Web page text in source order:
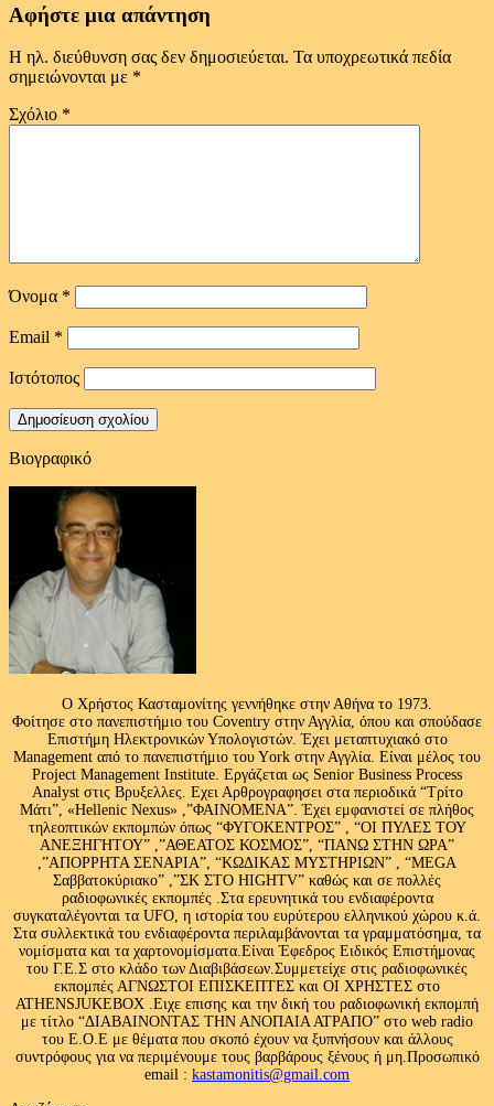
Αφήστε μια απάντηση
Η ηλ. διεύθυνση σας δεν δημοσιεύεται. Τα υποχρεωτικά πεδία
σημειώνονται με *
Σχόλιο *
Όνομα *
Email *
Ιστότοπος
Βιογραφικό
Ο Χρήστος Κασταμονίτης γεννήθηκε στην Αθήνα το 1973.
Φοίτησε στο πανεπιστήμιο του Coventry στην Αγγλία, όπου και σπούδασε
Επιστήμη Ηλεκτρονικών Υπολογιστών. Έχει μεταπτυχιακό στο
Management από το πανεπιστήμιο του Υork στην Αγγλία. Είναι μέλος του
Project Management Institute. Εργάζεται ως Senior Business Process
Analyst στις Βρυξελλες. Εχει Αρθρογραφησει στα περιοδικά “Τρίτο
Μάτι”, «Hellenic Nexus» ,”ΦΑΙΝΟΜΕΝΑ”. Έχει εμφανιστεί σε πλήθος
τηλεοπτικών εκπομπών όπως “ΦΥΓΟΚΕΝΤΡΟΣ” , “ΟΙ ΠΥΛΕΣ ΤΟΥ
ΑΝΕΞΗΓΗΤΟΥ” ,”ΑΘΕΑΤΟΣ ΚΟΣΜΟΣ”, “ΠΑΝΩ ΣΤΗΝ ΩΡΑ”
,”ΑΠΟΡΡΗΤΑ ΣΕΝΑΡΙΑ”, “ΚΩΔΙΚΑΣ ΜΥΣΤΗΡΙΩΝ” , “MEGA
Σαββατοκύριακο” ,”ΣΚ ΣΤΟ HIGHTV” καθώς και σε πολλές
ραδιοφωνικές εκπομπές .Στα ερευνητικά του ενδιαφέροντα
συγκαταλέγονται τα UFO, η ιστορία του ευρύτερου ελληνικού χώρου κ.ά.
Στα συλλεκτικά του ενδιαφέροντα περιλαμβάνονται τα γραμματόσημα, τα
νομίσματα και τα χαρτονομίσματα.Είναι Έφεδρος Ειδικός Επιστήμονας
του Γ.Ε.Σ στο κλάδο των Διαβιβάσεων.Συμμετείχε στις ραδιοφωνικές
εκπομπές ΑΓΝΩΣΤΟΙ ΕΠΙΣΚΕΠΤΕΣ και ΟΙ ΧΡΗΣΤΕΣ στο
ATHENSJUKEBOX .Ειχε επισης και την δική του ραδιοφωνική εκπομπή
με τίτλο “ΔΙΑΒΑΙΝΟΝΤΑΣ ΤΗΝ ΑΝΟΠΑΙΑ ΑΤΡΑΠΟ” στο web radio
του Ε.Ο.Ε με θέματα που σκοπό έχουν να ξυπνήσουν και άλλους
συντρόφους για να περιμένουμε τους βαρβάρους ξένους ή μη.Προσωπικό
email : kastamonitis@gmail.com